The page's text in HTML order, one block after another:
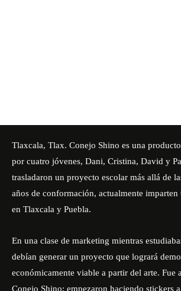
Tlaxcala, Tlax. Conejo Shino es una
por cuatro jóvenes, Dani, Cristina, David y
trasladaron un proyecto escolar más allá de
años de conformación, actualmente
en Tlaxcala y Puebla.
En una clase de marketing mientras
debían generar un proyecto que logrará
económicamente viable a partir del arte. Fue
Conejo Shino; empezaron haciendo stickers